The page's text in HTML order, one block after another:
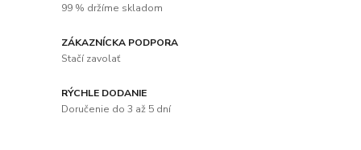
99 % držíme skladom
ZÁKAZNÍCKA PODPORA
Stačí zavolať
RÝCHLE DODANIE
Doručenie do 3 až 5 dní